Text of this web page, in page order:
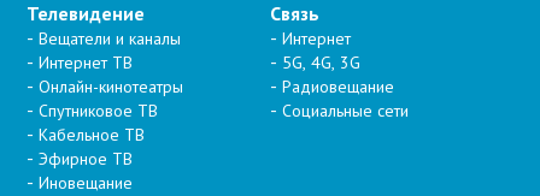
Телевидение
Вещатели и каналы
Интернет ТВ
Онлайн-кинотеатры
Спутниковое ТВ
Кабельное ТВ
Эфирное ТВ
Иновещание
Связь
Интернет
5G, 4G, 3G
Радиовещание
Социальные сети